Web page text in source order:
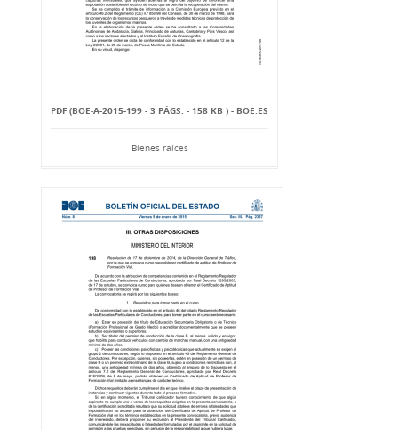
PDF (BOE-A-2015-199 - 3 PÁGS. - 158 KB ) - BOE.ES
Bienes raíces